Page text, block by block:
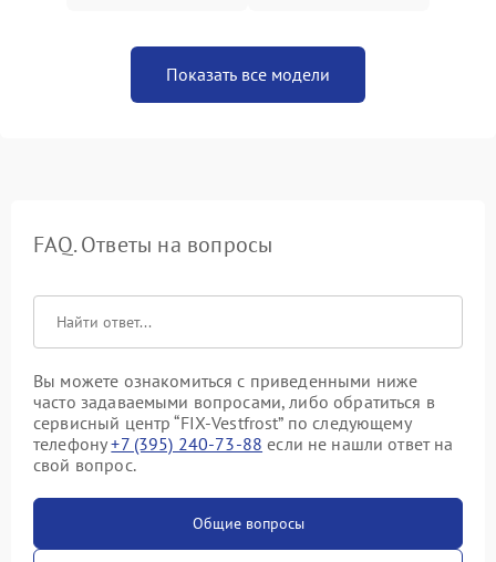
Показать все модели
FAQ. Ответы на вопросы
Вы можете ознакомиться с приведенными ниже
часто задаваемыми вопросами, либо обратиться в
сервисный центр “FIX-Vestfrost” по следующему
телефону+7 (395) 240-73-88 если не нашли ответ на
свой вопрос.
Общие вопросы